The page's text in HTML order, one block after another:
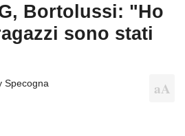
Bortolussi: "Ho
sono stati
Specogna